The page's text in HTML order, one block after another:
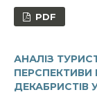
PDF
АНАЛІЗ
ПЕРСПЕКТИВИ
ДЕКАБРИСТІВ